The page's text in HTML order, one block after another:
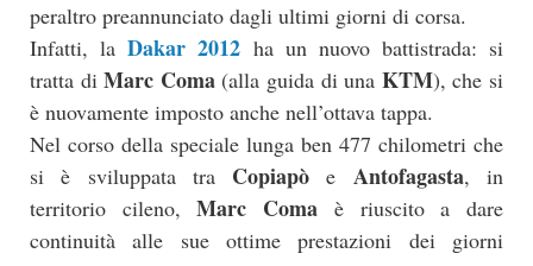
peraltro preannunciato dagli ultimi giorni di corsa.
Infatti, laDakar 2012 ha un nuovo battistrada: si
tratta diMarc Coma(alla guida di una KTM), che si
è nuovamente imposto anche nell’ottava tappa.
Nel corso della speciale lunga ben 477 chilometri che
si è sviluppata tra Copiapò e Antofagasta, in
territorio cileno,Marc Coma è riuscito a dare
continuità alle sue ottime prestazioni dei giorni